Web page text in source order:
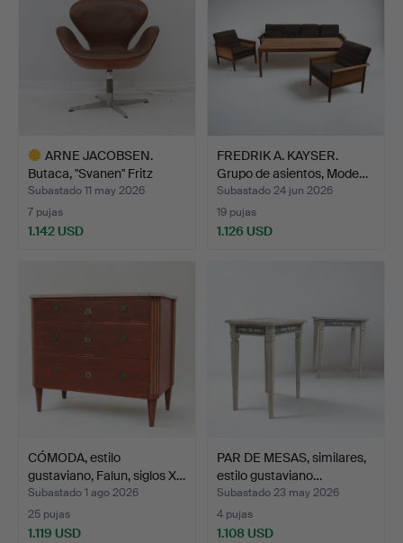
ARNE JACOBSEN.
Butaca, "Svanen" Fritz
Hans…
Subastado 11 may 2026
7 pujas
1.142 USD
FREDRIK A. KAYSER.
Grupo de asientos, Mode…
Subastado 24 jun 2026
19 pujas
1.126 USD
CÓMODA, estilo
gustaviano, Falun, siglos X…
Subastado 1 ago 2026
25 pujas
1.119 USD
PAR DE MESAS, similares,
estilo gustaviano…
Subastado 23 may 2026
4 pujas
1.108 USD